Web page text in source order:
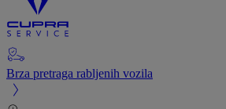
Brza pretraga rabljenih vozila